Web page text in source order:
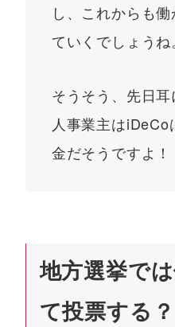
し、これからも
ていくでしょうね。
そうそう、先日
人事業主は
金だそうですよ！
地方選挙で
て投票する？